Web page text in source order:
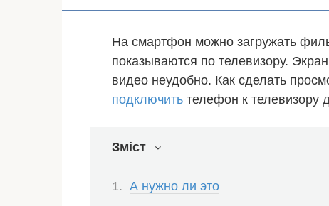
На смартфон можно загружать
показываются по телевизору.
видео неудобно. Как сделать
подключить телефон к телевизору
Зміст
А нужно ли это